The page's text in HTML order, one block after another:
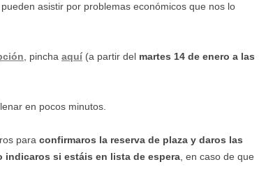
asistir por problemas económicos que nos lo
, pincha aquí (a partir del martes 14 de enero a las
en pocos minutos.
para confirmaros la reserva de plaza y daros las
indicaros si estáis en lista de espera, en caso de que